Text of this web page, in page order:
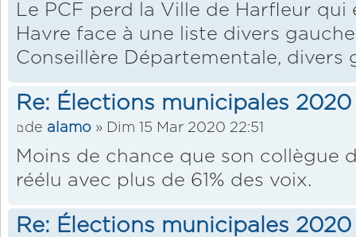
Le PCF perd la Ville de Harfleur
Havre face à une liste divers
Conseillère Départementale, divers
Re: Élections municipales
de alamo » Dim 15 Mar 2020 22:51
Moins de chance que son collègue
réélu avec plus de 61% des voix.
Re: Élections municipales